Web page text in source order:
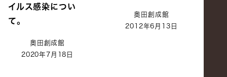
イルス感染につい
て。
奥田創成館
2020年7月18日
奥田創成館
2012年6月13日